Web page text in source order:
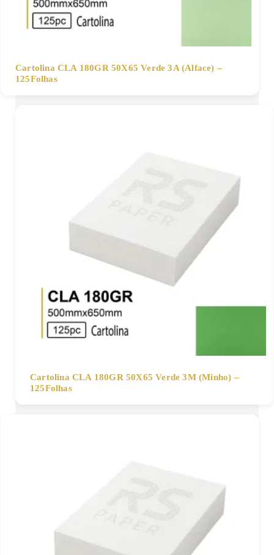
Cartolina CLA 180GR 50X65 Verde 3A (Alface) –
125Folhas
Cartolina CLA 180GR 50X65 Verde 3M (Minho) –
125Folhas